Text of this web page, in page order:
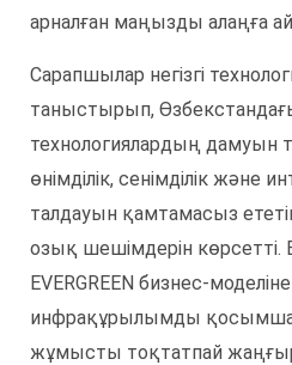
арналған маңызды алаңға
Сарапшылар негізгі
таныстырып,
технологиялардың дамуын
өнімділік, сенімділік және
талдауын қамтамасыз
озық шешімдерін көрсетті.
EVERGREEN бизнес-
инфрақұрылымды
жұмысты тоқтатпай